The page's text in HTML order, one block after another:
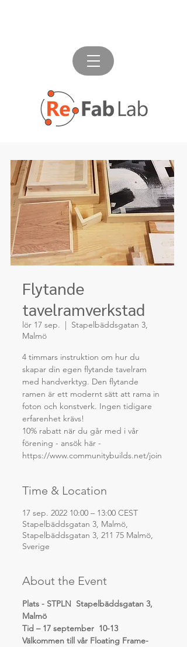
Flytande
tavelramverkstad
lör 17 sep.
  |
Stapelbäddsgatan 3,
Malmö
4 timmars instruktion om hur du
skapar din egen flytande tavelram
med handverktyg. Den flytande
ramen är ett modernt sätt att rama in
foton och konstverk. Ingen tidigare
erfarenhet krävs!
10% rabatt när du går med i vår
förening - ansök här -
https://www.communitybuilds.net/join
Time & Location
17 sep. 2022 10:00 – 13:00 CEST
Stapelbäddsgatan 3, Malmö,
Stapelbäddsgatan 3, 211 75 Malmö,
Sverige
About the Event
Plats - STPLN  Stapelbäddsgatan 3,
Malmö
Tid – 17 september  10-13
Välkommen till vår Floating Frame-